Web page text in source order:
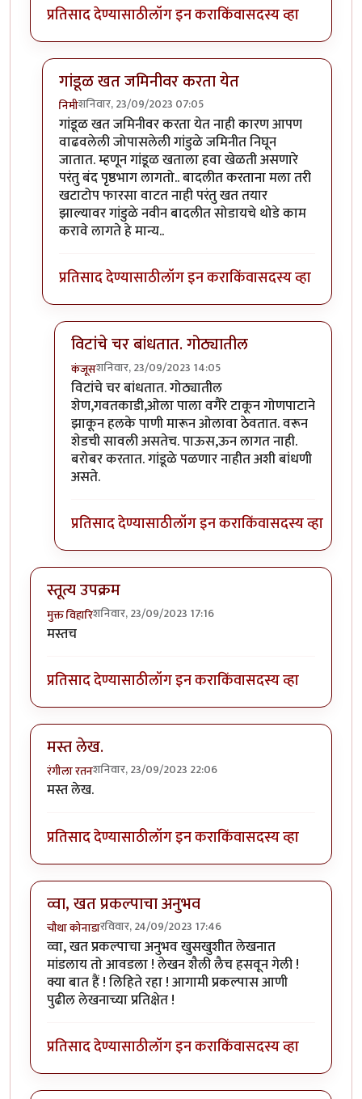
प्रतिसाद देण्यासाठीलॉग इन कराकिंवासदस्य व्हा
गांडूळ खत जमिनीवर करता येत
निमीशनिवार, 23/09/2023 07:05
In reply toशेतकरी एका बाजूला शेड काढूनbyकंजूस
गांडूळ खत जमिनीवर करता येत नाही कारण आपण
वाढवलेली जोपासलेली गांडुळे जमिनीत निघून
जातात. म्हणून गांडूळ खताला हवा खेळती असणारे
परंतु बंद पृष्ठभाग लागतो.. बादलीत करताना मला तरी
खटाटोप फारसा वाटत नाही परंतु खत तयार
झाल्यावर गांडुळे नवीन बादलीत सोडायचे थोडे काम
करावे लागते हे मान्य..
प्रतिसाद देण्यासाठीलॉग इन कराकिंवासदस्य व्हा
विटांचे चर बांधतात. गोठ्यातील
कंजूसशनिवार, 23/09/2023 14:05
In reply toगांडूळ खत जमिनीवर करता येत
विटांचे चर बांधतात. गोठ्यातील
शेण,गवतकाडी,ओला पाला वगैरे टाकून गोणपाटाने
झाकून हलके पाणी मारून ओलावा ठेवतात. वरून
शेडची सावली असतेच. पाऊस,ऊन लागत नाही.
बरोबर करतात. गांडूळे पळणार नाहीत अशी बांधणी
असते.
प्रतिसाद देण्यासाठीलॉग इन कराकिंवासदस्य व्हा
स्तूत्य उपक्रम
मुक्त विहारिशनिवार, 23/09/2023 17:16
मस्तच
प्रतिसाद देण्यासाठीलॉग इन कराकिंवासदस्य व्हा
मस्त लेख.
रंगीला रतनशनिवार, 23/09/2023 22:06
मस्त लेख.
प्रतिसाद देण्यासाठीलॉग इन कराकिंवासदस्य व्हा
व्वा, खत प्रकल्पाचा अनुभव
चौथा कोनाडारविवार, 24/09/2023 17:46
व्वा, खत प्रकल्पाचा अनुभव खुसखुशीत लेखनात
मांडलाय तो आवडला ! लेखन शैली लैच हसवून गेली !
क्या बात हैं ! लिहिते रहा ! आगामी प्रकल्पास आणी
पुढील लेखनाच्या प्रतिक्षेत !
प्रतिसाद देण्यासाठीलॉग इन कराकिंवासदस्य व्हा